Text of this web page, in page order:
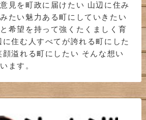
見を町政に届けたい 山辺に住み
たい魅力ある町にしていきたい
希望を持って強くたくましく育
住む人すべてが誇れる町にした
溢れる町にしたい そんな想い
ます。